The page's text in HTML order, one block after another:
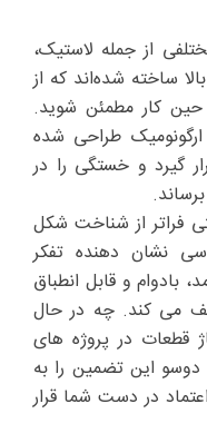
از جمله لاستیک،
ساخته شده‌اند که از
کار مطمئن شوید.
طراحی شده
گیرد و خستگی را در
فراتر از شناخت شکل
نشان دهنده تفکر
بادوام و قابل انطباق
می کند. چه در حال
قطعات در پروژه های
دوسو این تضمین را به
در دست شما قرار